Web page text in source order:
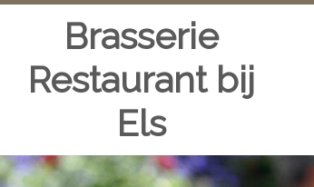
Brasserie
Restaurant bij
Els